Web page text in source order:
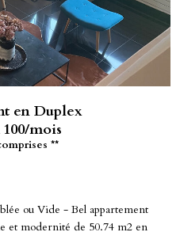
en Duplex
mois
**
ou Vide - Bel appartement
et modernité de 50.74 m2 en